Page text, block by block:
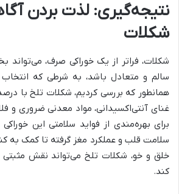
نتیجه‌گیری: لذت بردن
شکلات
شکلات، فراتر از یک خوراکی صرف، می‌تواند
سالم و متعادل باشد، به شرطی که
همانطور که بررسی کردیم، شکلات تلخ با درصد
غنای آنتی‌اکسیدانی، مواد معدنی ضروری و
برای بهره‌مندی از فواید سلامتی این
سلامت قلب و عملکرد مغز گرفته تا کمک به
خلق و خو، شکلات تلخ می‌تواند نقش مثبتی
کند.